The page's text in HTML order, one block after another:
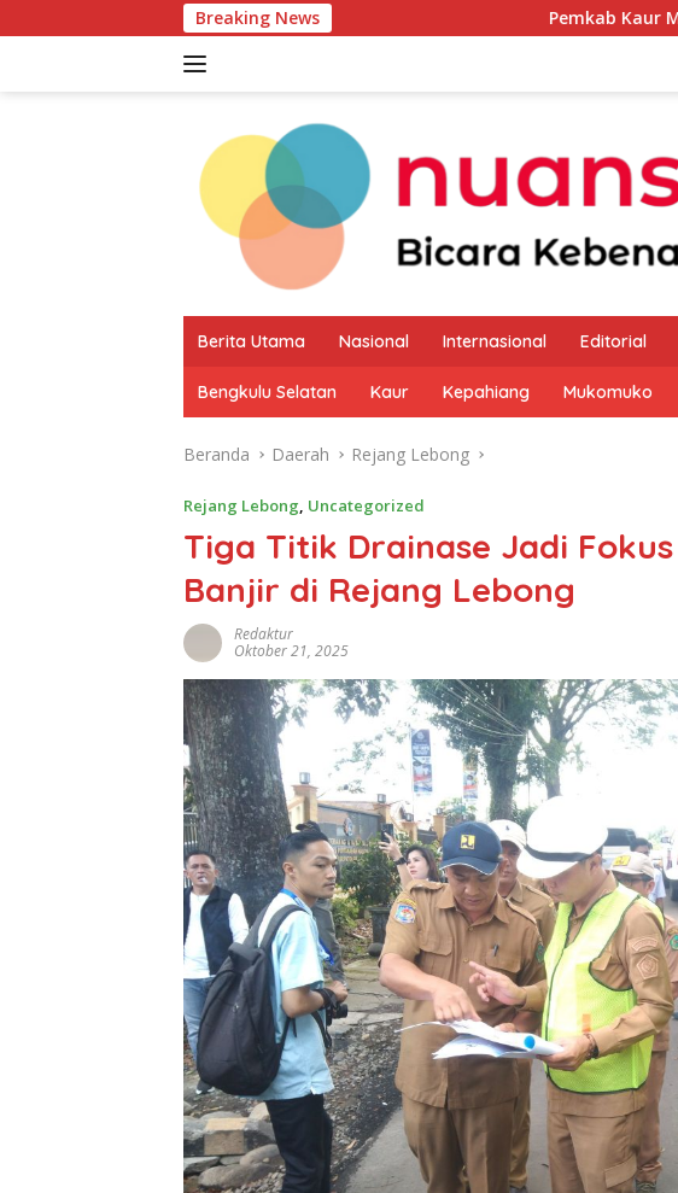
ke
Breaking News Pemkab Kaur Mulai Petakan
Berita Utama Nasional Internasional Editorial
Bengkulu Selatan Kaur Kepahiang Mukomuko
Beranda Daerah Rejang Lebong
Rejang Lebong, Uncategorized
Tiga Titik Drainase Jadi
Banjir di Rejang Lebong
Redaktur
Oktober 21, 2025